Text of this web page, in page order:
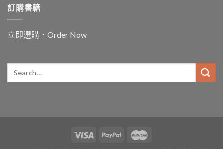
中
the
Horse
Chinese
New
Catholic
Context〉
中
訂購書籍
立即選購．Order Now